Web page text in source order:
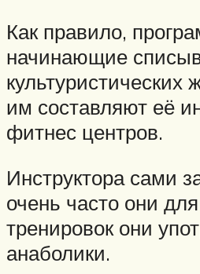
Как правило,
начинающие
культуристических
им составляют её
фитнес центров.
Инструктора сами
очень часто они
тренировок они
анаболики.